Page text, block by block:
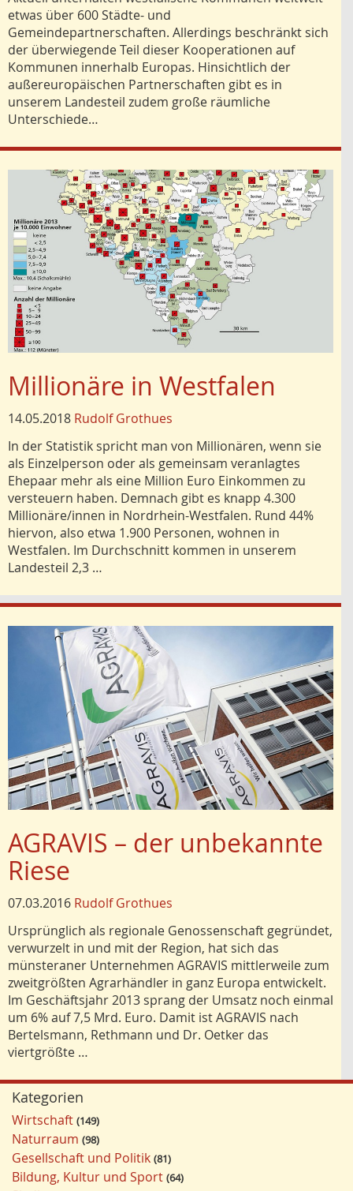
etwas über 600 Städte- und
Gemeindepartnerschaften. Allerdings beschränkt sich
der überwiegende Teil dieser Kooperationen auf
Kommunen innerhalb Europas. Hinsichtlich der
außereuropäischen Partnerschaften gibt es in
unserem Landesteil zudem große räumliche
Unterschiede…
Millionäre in Westfalen
14.05.2018 Rudolf Grothues
In der Statistik spricht man von Millionären, wenn sie
als Einzelperson oder als gemeinsam veranlagtes
Ehepaar mehr als eine Million Euro Einkommen zu
versteuern haben. Demnach gibt es knapp 4.300
Millionäre/innen in Nordrhein-Westfalen. Rund 44%
hiervon, also etwa 1.900 Personen, wohnen in
Westfalen. Im Durchschnitt kommen in unserem
Landesteil 2,3 …
AGRAVIS – der unbekannte
Riese
07.03.2016 Rudolf Grothues
Ursprünglich als regionale Genossenschaft gegründet,
verwurzelt in und mit der Region, hat sich das
münsteraner Unternehmen AGRAVIS mittlerweile zum
zweitgrößten Agrarhändler in ganz Europa entwickelt.
Im Geschäftsjahr 2013 sprang der Umsatz noch einmal
um 6% auf 7,5 Mrd. Euro. Damit ist AGRAVIS nach
Bertelsmann, Rethmann und Dr. Oetker das
viertgrößte …
Kategorien
Wirtschaft 149
Naturraum 98
Gesellschaft und Politik 81
Bildung, Kultur und Sport 64